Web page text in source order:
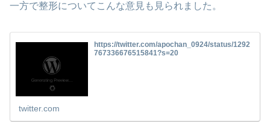
一方で整形についてこんな意見も見られました。
https://twitter.com/apochan_0924/status/1292
767336676515841?s=20
twitter.com